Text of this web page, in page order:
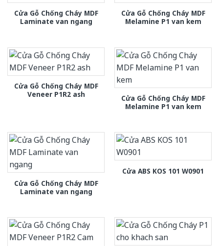
Cửa Gỗ Chống Cháy MDF
Laminate van ngang
Cửa Gỗ Chống Cháy MDF
Melamine P1 van kem
Cửa Gỗ Chống Cháy MDF
Veneer P1R2 ash
Cửa Gỗ Chống Cháy MDF
Melamine P1 van kem
Cửa Gỗ Chống Cháy MDF
Laminate van ngang
Cửa ABS KOS 101 W0901